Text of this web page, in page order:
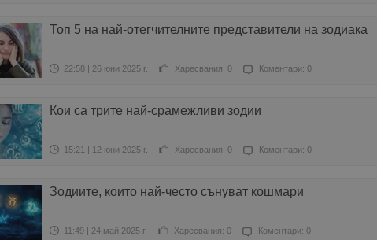
Топ 5 на най-отегчителните представители на зодиака
22:58 | 26 юни 2025 г. Харесвания: 0 Коментари: 0
Кои са трите най-срамежливи зодии
15:21 | 12 юни 2025 г. Харесвания: 0 Коментари: 0
Зодиите, които най-често сънуват кошмари
11:49 | 24 май 2025 г. Харесвания: 0 Коментари: 0